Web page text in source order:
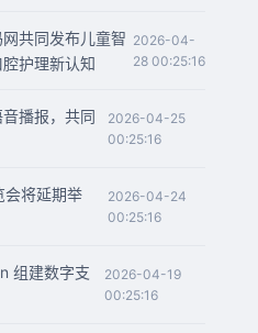
共同发布儿童智
护理新认知
2026-04-
28 00:25:16
播报，共同
2026-04-25
00:25:16
会将延期举
2026-04-24
00:25:16
组建数字支
2026-04-19
00:25:16